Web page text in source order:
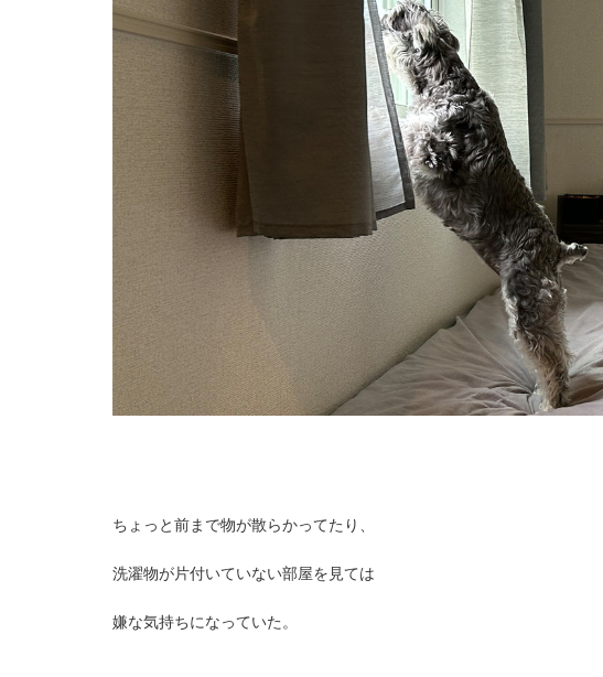
ちょっと前まで物が散らかってたり、
洗濯物が片付いていない部屋を見ては
嫌な気持ちになっていた。